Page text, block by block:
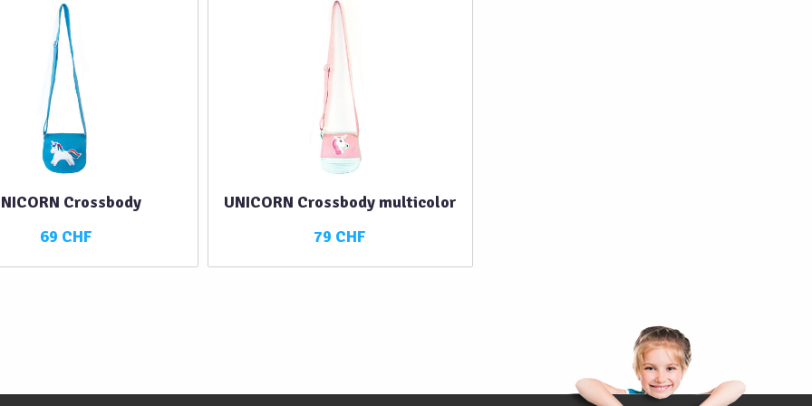
Crossbody
69 CHF
UNICORN Crossbody multicolor
79 CHF